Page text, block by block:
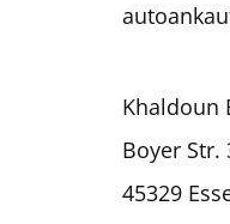
Khaldoun
Boyer Str.
45329